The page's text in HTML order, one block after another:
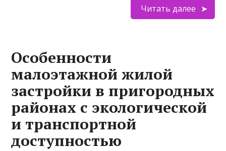
Читать далее
Особенности
малоэтажной жилой
застройки в пригородных
районах с экологической
и транспортной
доступностью